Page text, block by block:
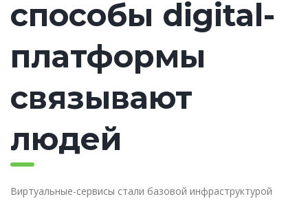
способы digital-
платформы
связывают
людей
Виртуальные-сервисы стали базовой инфраструктурой